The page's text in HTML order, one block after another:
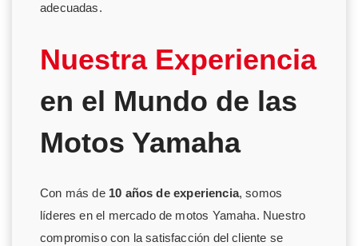
adecuadas.
Nuestra Experiencia
en el Mundo de las
Motos Yamaha
Con más de 10 años de experiencia, somos
líderes en el mercado de motos Yamaha. Nuestro
compromiso con la satisfacción del cliente se